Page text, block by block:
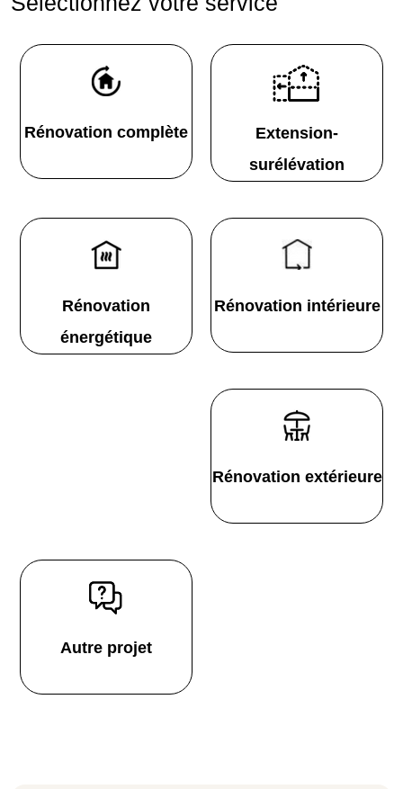
Rénovation complète
Extension-
surélévation
Rénovation
énergétique
Rénovation intérieure
Rénovation extérieure
Autre projet